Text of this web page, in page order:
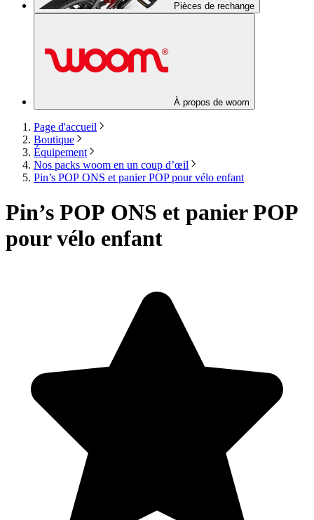
Pièces de rechange
À propos de woom
Page d'accueil
Boutique
Équipement
Nos packs woom en un coup d’œil
Pin’s POP ONS et panier POP pour vélo enfant
Pin’s POP ONS et panier POP
pour vélo enfant